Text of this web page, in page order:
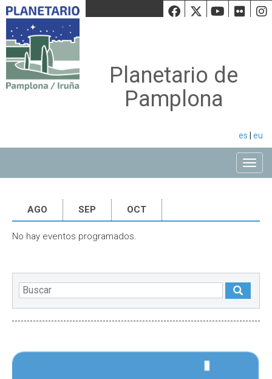
Facebook
Twiiter
Planetario de
Pamplona
es eu
AGO SEP OCT
No hay eventos programados.